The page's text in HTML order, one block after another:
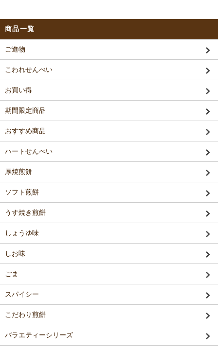
商品一覧
ご進物
こわれせんべい
お買い得
期間限定商品
おすすめ商品
ハートせんべい
厚焼煎餅
ソフト煎餅
うす焼き煎餅
しょうゆ味
しお味
ごま
スパイシー
こだわり煎餅
バラエティーシリーズ